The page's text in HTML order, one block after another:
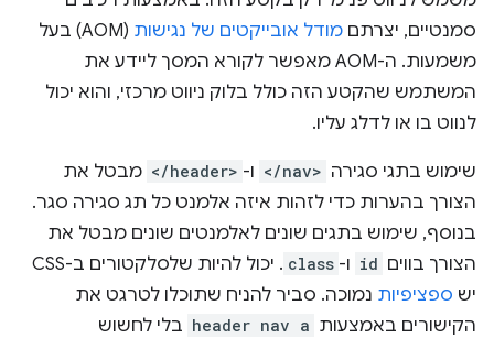
סמנטיים, יצרתם מודל אובייקטים של נגישות
(AOM) בעל
משמעות. ה-AOM מאפשר לקורא המסך ליידע את
המשתמש שהקטע הזה כולל בלוק ניווט מרכזי, והוא יכול
לנווט בו או לדלג עליו.
שימוש בתגי סגירה </nav> ו- </header> מבטל את
הצורך בהערות כדי לזהות איזה אלמנט כל תג סגירה סגר.
בנוסף, שימוש בתגים שונים לאלמנטים שונים מבטל את
הצורך בווים id ו- class
. יכול להיות שלסלקטורים ב-CSS
יש ספציפיות נמוכה. סביר להניח שתוכלו לטרגט את
הקישורים באמצעות header nav a בלי לחשוש